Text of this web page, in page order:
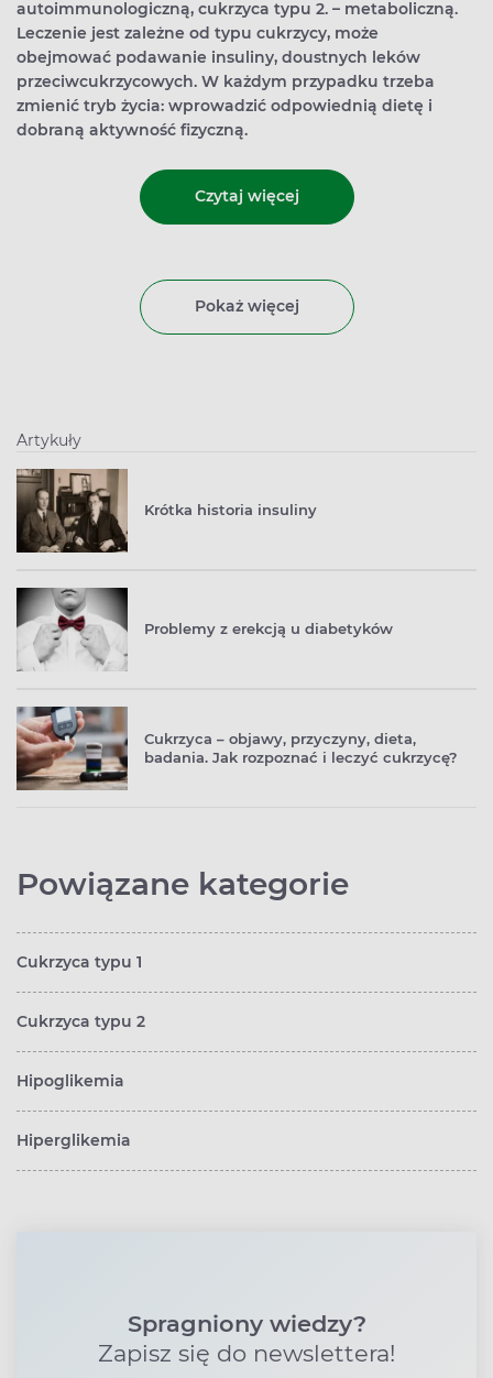
autoimmunologiczną, cukrzyca typu 2. – metaboliczną.
Leczenie jest zależne od typu cukrzycy, może
obejmować podawanie insuliny, doustnych leków
przeciwcukrzycowych. W każdym przypadku trzeba
zmienić tryb życia: wprowadzić odpowiednią dietę i
dobraną aktywność fizyczną.
Czytaj więcej
Pokaż więcej
Artykuły
Krótka historia insuliny
Problemy z erekcją u diabetyków
Cukrzyca – objawy, przyczyny, dieta,
badania. Jak rozpoznać i leczyć cukrzycę?
Powiązane kategorie
Cukrzyca typu 1
Cukrzyca typu 2
Hipoglikemia
Hiperglikemia
Spragniony wiedzy?
Zapisz się do newslettera!